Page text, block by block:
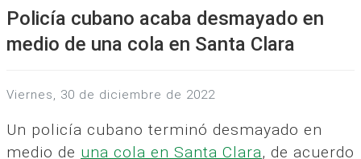
Policía cubano acaba desmayado en
medio de una cola en Santa Clara
viernes, 30 de diciembre de 2022
Un policía cubano terminó desmayado en
medio de una cola en Santa Clara, de acuerdo